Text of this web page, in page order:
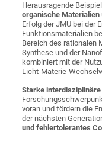
Herausragende
organische Materialien
Erfolg der JMU bei der
Funktionsmaterialien
Bereich des rationalen
Synthese und der
kombiniert mit der
Licht-Materie-
Starke
voran und fördern die
der nächsten
und fehlertolerantes